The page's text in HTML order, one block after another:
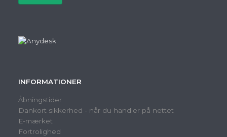
INFORMATIONER
Åbningstider
Dankort sikkerhed - når du handler på nettet
E-mærket
Fortrolighed